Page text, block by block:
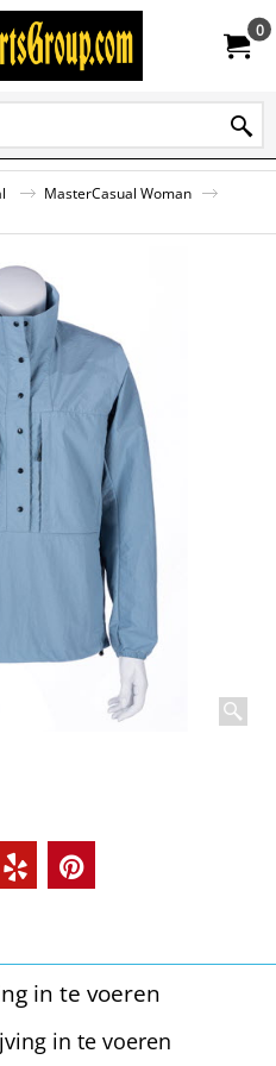
0
MasterCasual Woman
in te voeren
in te voeren